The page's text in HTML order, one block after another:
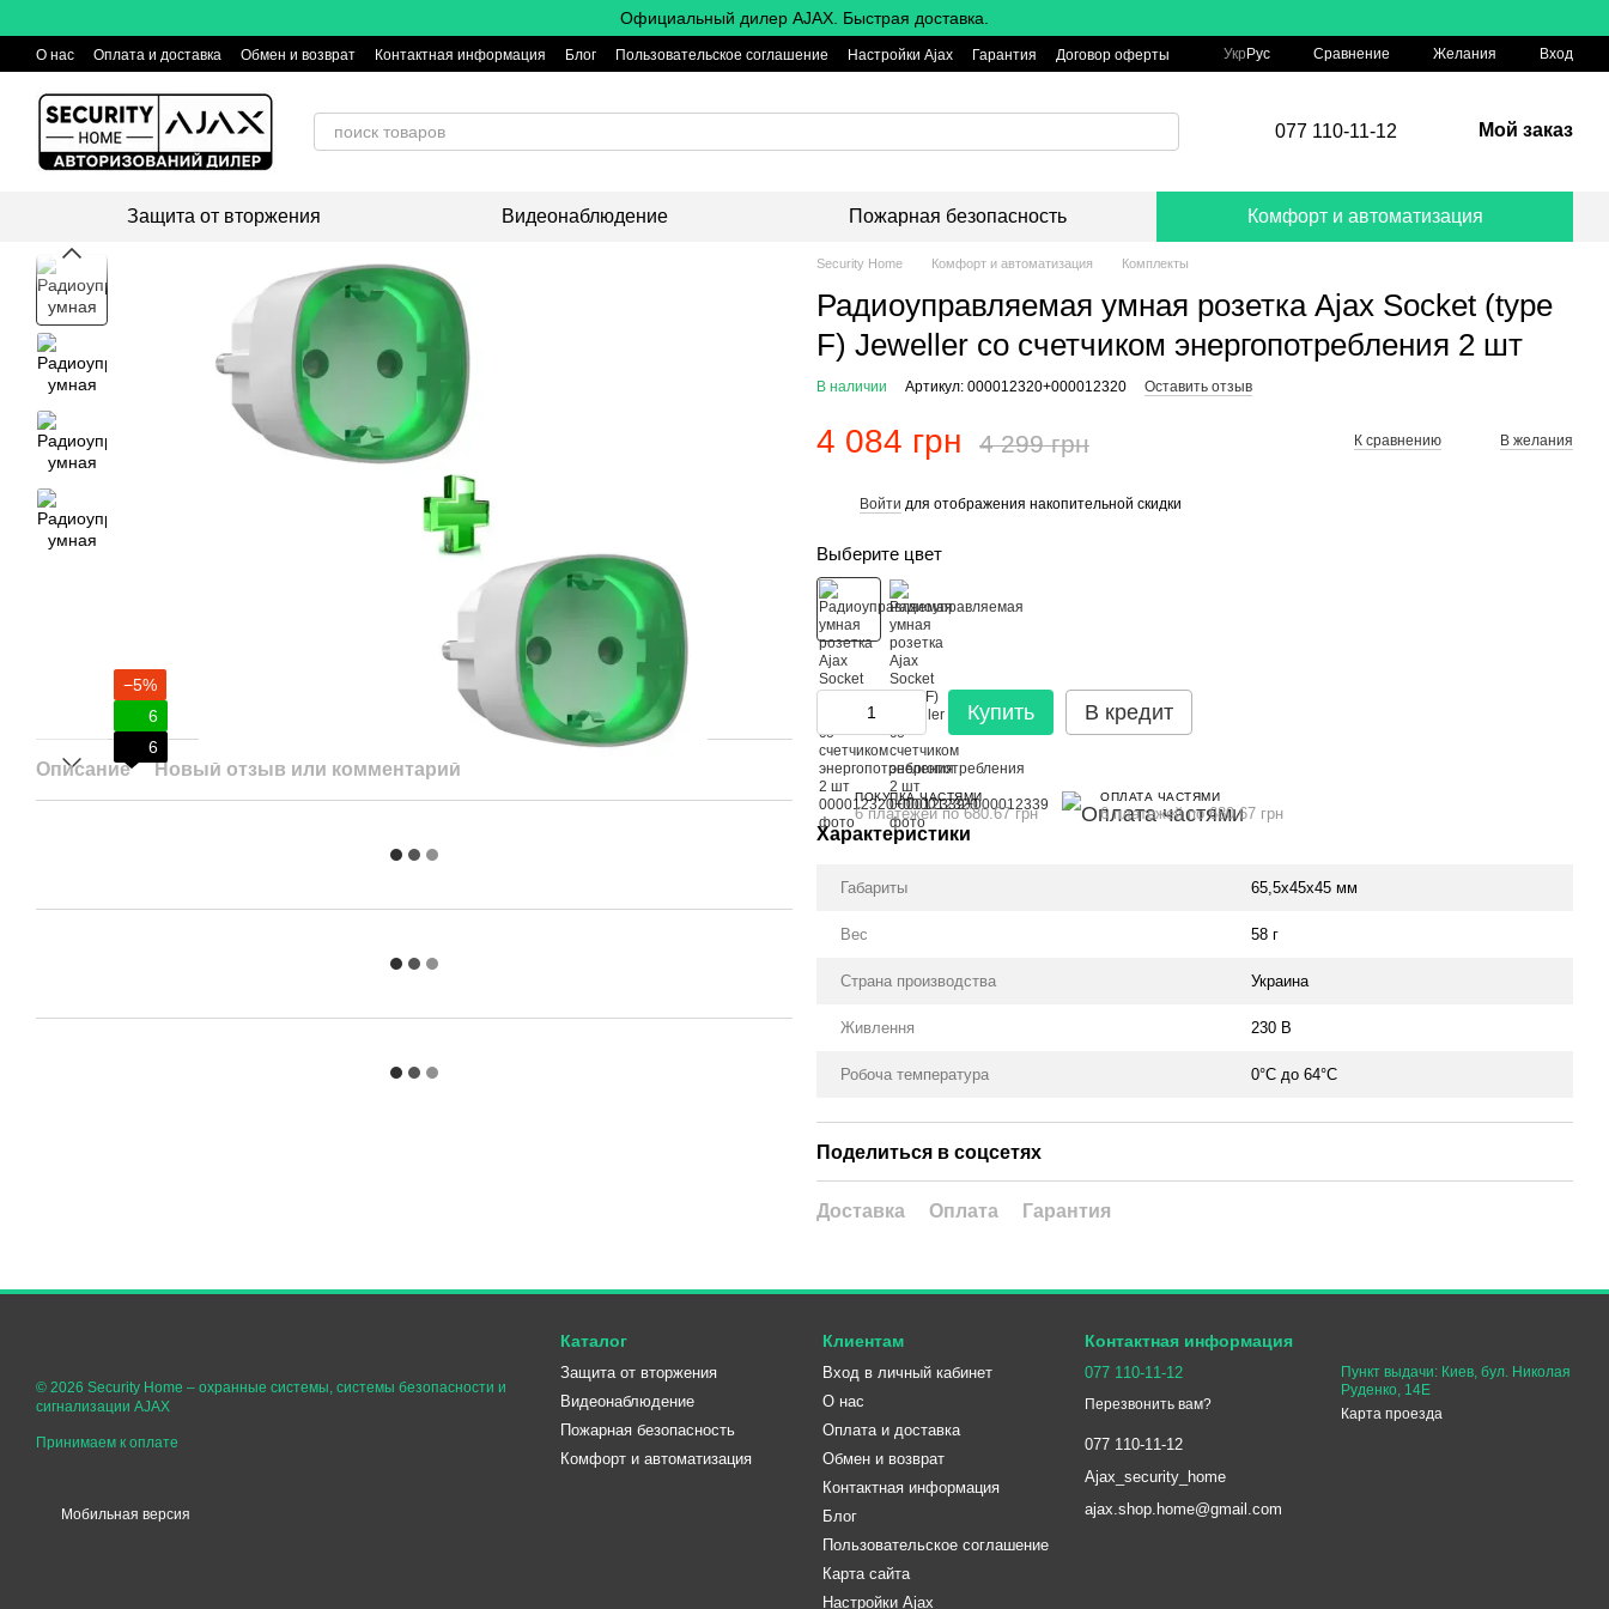
Официальный дилер AJAX. Быстрая доставка.
О нас Оплата и доставка Обмен и возврат Контактная информация Блог Пользовательское соглашение Настройки Ajax Гарантия Договор оферты Укр Рус Сравнение Желания Вход
077 110-11-12 Мой заказ
Защита от вторжения Видеонаблюдение Пожарная безопасность Комфорт и автоматизация
−5%
6
6
Описание Новый отзыв или комментарий
Security Home Комфорт и автоматизация Комплекты
Радиоуправляемая умная розетка Ajax Socket (type
F) Jeweller со счетчиком энергопотребления 2 шт
В наличии Артикул: 000012320+000012320 Оставить отзыв
4 084 грн 4 299 грн К сравнению В желания
Войти для отображения накопительной скидки
Выберите цвет
Купить В кредит
ПОКУПКА ЧАСТЯМИ
6 платежей по 680.67 грн
ОПЛАТА ЧАСТЯМИ
6 платежей по 680.67 грн
Характеристики
Габариты 65,5х45х45 мм
Вес 58 г
Страна производства Украина
Живлення 230 В
Робоча температура 0°С до 64°С
Поделиться в соцсетях
Доставка Оплата Гарантия
© 2026 Security Home – охранные системы, системы безопасности и
сигнализации AJAX
Принимаем к оплате
Мобильная версия
Каталог
Защита от вторжения
Видеонаблюдение
Пожарная безопасность
Комфорт и автоматизация
Клиентам
Вход в личный кабинет
О нас
Оплата и доставка
Обмен и возврат
Контактная информация
Блог
Пользовательское соглашение
Карта сайта
Настройки Ajax
Контактная информация
077 110-11-12
Перезвонить вам?
077 110-11-12
Ajax_security_home
ajax.shop.home@gmail.com
Пункт выдачи: Киев, бул. Николая
Руденко, 14Е
Карта проезда